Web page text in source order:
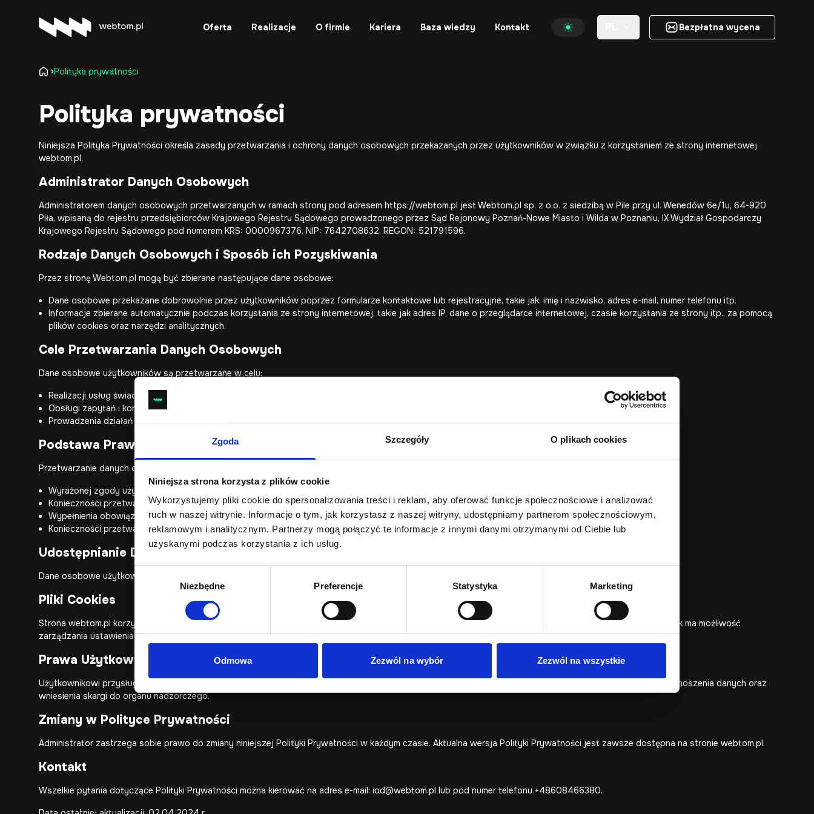
Zgoda Szczegóły O plikach cookies
Niniejsza strona korzysta z plików cookie
Wykorzystujemy pliki cookie do spersonalizowania treści i reklam, aby oferować funkcje społecznościowe i analizować
ruch w naszej witrynie. Informacje o tym, jak korzystasz z naszej witryny, udostępniamy partnerom społecznościowym,
reklamowym i analitycznym. Partnerzy mogą połączyć te informacje z innymi danymi otrzymanymi od Ciebie lub
uzyskanymi podczas korzystania z ich usług.
Wybór
Niezbędne Preferencje Statystyka Marketing
Odmowa Zezwól na wybór Zezwól na wszystkie
Oferta Realizacje O firmie Kariera Baza wiedzy Kontakt Bezpłatna wycena
Polityka prywatności
Polityka prywatności
Niniejsza Polityka Prywatności określa zasady przetwarzania i ochrony danych osobowych przekazanych przez użytkowników w związku z korzystaniem ze strony internetowej
webtom.pl.
Administrator Danych Osobowych
Administratorem danych osobowych przetwarzanych w ramach strony pod adresem https://webtom.pl jest Webtom.pl sp. z o.o. z siedzibą w Pile przy ul. Wenedów 6e/1u, 64-920
Piła, wpisaną do rejestru przedsiębiorców Krajowego Rejestru Sądowego prowadzonego przez Sąd Rejonowy Poznań-Nowe Miasto i Wilda w Poznaniu, IX Wydział Gospodarczy
Krajowego Rejestru Sądowego pod numerem KRS: 0000967376, NIP: 7642708632, REGON: 521791596.
Rodzaje Danych Osobowych i Sposób ich Pozyskiwania
Przez stronę Webtom.pl mogą być zbierane następujące dane osobowe:
Dane osobowe przekazane dobrowolnie przez użytkowników poprzez formularze kontaktowe lub rejestracyjne, takie jak: imię i nazwisko, adres e-mail, numer telefonu itp.
Informacje zbierane automatycznie podczas korzystania ze strony internetowej, takie jak adres IP, dane o przeglądarce internetowej, czasie korzystania ze strony itp., za pomocą
plików cookies oraz narzędzi analitycznych.
Cele Przetwarzania Danych Osobowych
Dane osobowe użytkowników są przetwarzane w celu:
Realizacji usług świadczonych drogą elektroniczną przez stronę webtom.pl.
Obsługi zapytań i kontaktów przesłanych przez formularze.
Prowadzenia działań marketingowych, jeżeli użytkownik wyraził na to zgodę.
Podstawa Prawna Przetwarzania Danych Osobowych
Przetwarzanie danych osobowych odbywa się na podstawie:
Wyrażonej zgody użytkownika.
Konieczności przetwarzania do wykonania umowy.
Wypełnienia obowiązku prawnego ciążącego na administratorze danych.
Konieczności przetwarzania dla celów wynikających z prawnie uzasadnionych interesów realizowanych przez administratora danych.
Udostępnianie Danych Osobowych Innym Podmiotom
Dane osobowe użytkowników mogą być udostępniane innym podmiotom jedynie w granicach prawa.
Pliki Cookies
Strona webtom.pl korzysta z plików cookies w celu zapewnienia prawidłowego działania serwisu oraz w celach statystycznych i marketingowych. Użytkownik ma możliwość
zarządzania ustawieniami dotyczącymi plików cookies za pomocą ustawień przeglądarki internetowej.
Prawa Użytkowników
Użytkownikowi przysługuje prawo dostępu do swoich danych osobowych, ich poprawiania, usunięcia lub ograniczenia przetwarzania, a także prawo do przenoszenia danych oraz
wniesienia skargi do organu nadzorczego.
Zmiany w Polityce Prywatności
Administrator zastrzega sobie prawo do zmiany niniejszej Polityki Prywatności w każdym czasie. Aktualna wersja Polityki Prywatności jest zawsze dostępna na stronie webtom.pl.
Kontakt
Wszelkie pytania dotyczące Polityki Prywatności można kierować na adres e-mail: iod@webtom.pl lub pod numer telefonu +48608466380.